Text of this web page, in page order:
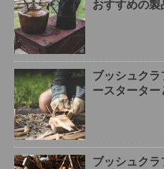
おすすめの製
ブッシュク
ースターター
ブッシュク